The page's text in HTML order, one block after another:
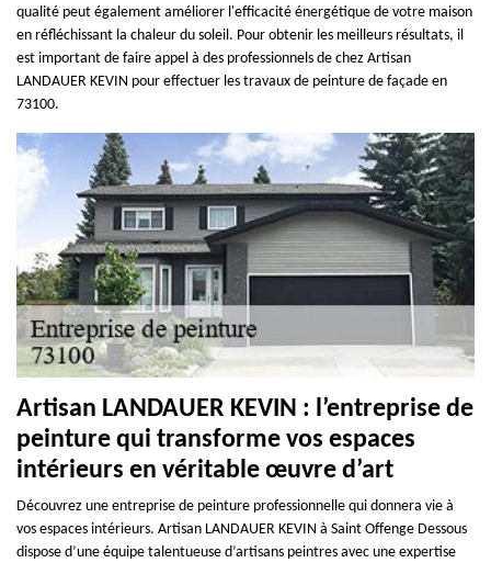
qualité peut également améliorer l'efficacité énergétique de votre maison
en réfléchissant la chaleur du soleil. Pour obtenir les meilleurs résultats, il
est important de faire appel à des professionnels de chez Artisan
LANDAUER KEVIN pour effectuer les travaux de peinture de façade en
73100.
Artisan LANDAUER KEVIN : l’entreprise de
peinture qui transforme vos espaces
intérieurs en véritable œuvre d’art
Découvrez une entreprise de peinture professionnelle qui donnera vie à
vos espaces intérieurs. Artisan LANDAUER KEVIN à Saint Offenge Dessous
dispose d’une équipe talentueuse d’artisans peintres avec une expertise